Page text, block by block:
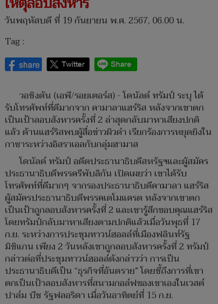
วันพฤหัสบดี ที่ 19 กันยายน พ.ศ. 2567, 06.00 น.
Tag :
วอชิงตัน (เอพี/รอยเตอร์ส) - โดนัลด์ ทรัมป์ ระบุ ได้
รับโทรศัพท์ที่ดีมากจาก คามาลาแฮร์ริส หลังจากเขาตก
เป็นเป้าลอบสังหารครั้งที่ 2 ล่าสุดกลับมาหาเสียงปกติ
แล้ว ด้านแฮร์ริสพบผู้สื่อข่าวผิวดำ เรียกร้องการหยุดยิงใน
กาซาระหว่างอิสราเอลกับกลุ่มฮามาส
โดนัลด์ ทรัมป์ อดีตประธานาธิบดีสหรัฐฯและผู้สมัคร
ประธานาธิบดีพรรครีพับลิกัน เปิดเผยว่า เขาได้รับ
โทรศัพท์ที่ดีมากๆ จากรองประธานาธิบดีคามาลา แฮร์ริส
ผู้สมัครประธานาธิบดีพรรคเดโมแครต หลังจากเขาตก
เป็นเป้าถูกลอบสังหารครั้งที่ 2 และเขารู้สึกขอบคุณแฮร์ริส
โดยทรัมป์กลับมาหาเสียงตามปกติแล้วเมื่อวันพุธที่ 17
ก.ย. ระหว่างการประชุมทาวน์ฮอลล์ที่เมืองฟลินท์รัฐ
มิชิแกน เพียง 2 วันหลังเขาถูกลอบสังหารครั้งที่ 2 ทรัมป์
กล่าวต่อที่ประชุมทาวน์ฮอลล์ดังกล่าวว่า การเป็น
ประธานาธิบดีเป็น “ธุรกิจที่อันตราย” โดยชี้ถึงการที่เขา
ตกเป็นเป้าลอบสังหารที่สนามกอล์ฟของเขาเองในเวสต์
ปาล์ม บีช รัฐฟลอริดา เมื่อวันอาทิตย์ที่ 15 ก.ย.